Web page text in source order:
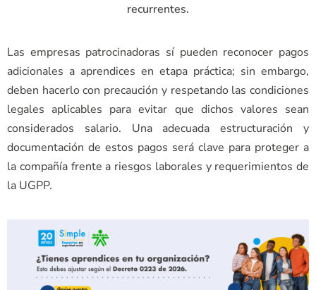
recurrentes.
Las empresas patrocinadoras sí pueden reconocer pagos
adicionales a aprendices en etapa práctica; sin embargo,
deben hacerlo con precaución y respetando las condiciones
legales aplicables para evitar que dichos valores sean
considerados salario. Una adecuada estructuración y
documentación de estos pagos será clave para proteger a
la compañía frente a riesgos laborales y requerimientos de
la UGPP.